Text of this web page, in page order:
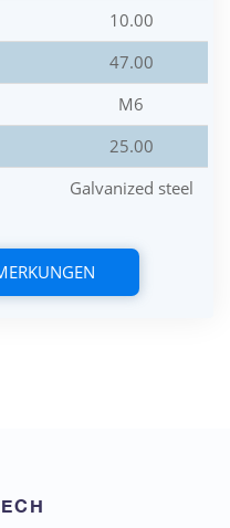
10.00
47.00
M6
25.00
Galvanized steel